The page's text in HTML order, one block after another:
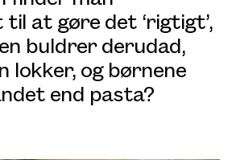
at gøre det ‘rigtigt’,
buldrer derudad,
lokker, og børnene
end pasta?